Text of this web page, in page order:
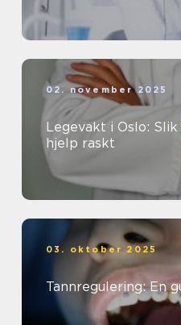
02. november 2025
Legevakt i Oslo:
hjelp raskt
03. oktober 2025
Tannregulering: En